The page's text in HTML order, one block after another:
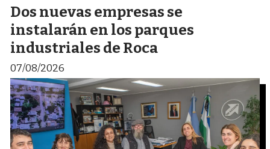
Dos nuevas empresas se
instalarán en los parques
industriales de Roca
07/08/2026